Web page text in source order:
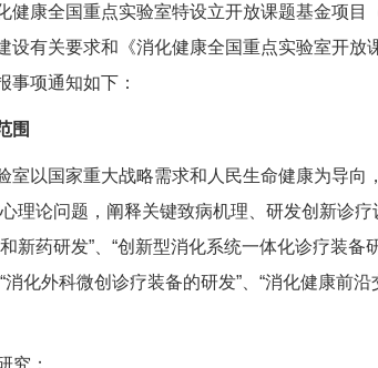
健康全国重点实验室特设立开放课题基金项目
设有关要求和《消化健康全国重点实验室开
事项通知如下：
围
室以国家重大战略需求和人民生命健康为导
理论问题，阐释关键致病机理、研发创新诊
新药研发”、“创新型消化系统一体化诊疗装备
消化外科微创诊疗装备的研发”、“消化健康前
究；